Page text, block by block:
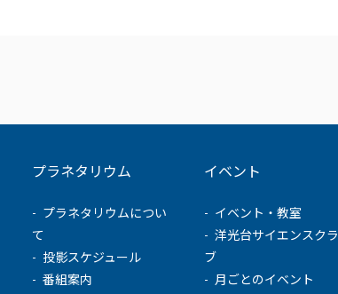
プラネタリウム
プラネタリウムについ
て
投影スケジュール
番組案内
イベント
イベント・教室
洋光台サイエンスクラ
ブ
月ごとのイベント